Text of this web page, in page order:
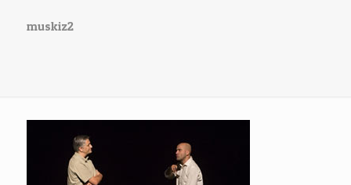
muskiz2